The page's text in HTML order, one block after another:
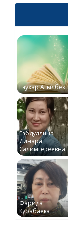
Гаухар Асылбек
Габдуллина
Динара
Салимгереевна
Фарида
Курабаева